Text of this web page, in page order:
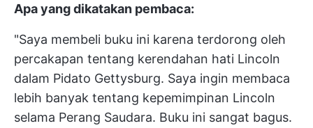
Apa yang dikatakan pembaca:
"Saya membeli buku ini karena terdorong oleh
percakapan tentang kerendahan hati Lincoln
dalam Pidato Gettysburg. Saya ingin membaca
lebih banyak tentang kepemimpinan Lincoln
selama Perang Saudara. Buku ini sangat bagus.